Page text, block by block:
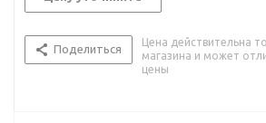
Поделиться
Цена действительна
магазина и может
цены